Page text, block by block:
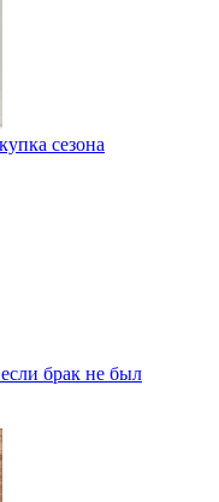
сезона
брак не был